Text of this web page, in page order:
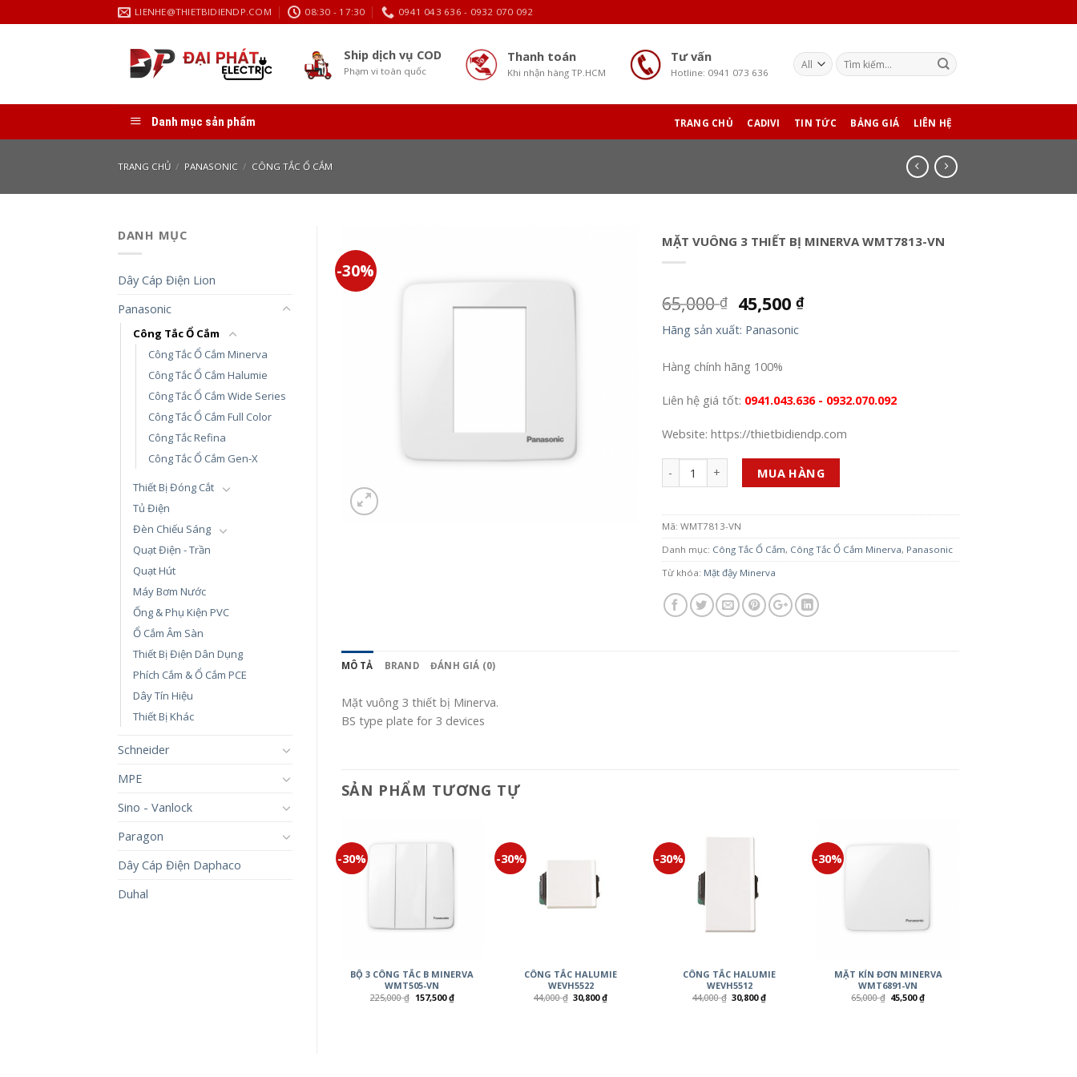
to
LIENHE@THIETBIDIENDP.COM 08:30 - 17:30 0941 043 636 - 0932 070 092
Ship dịch vụ COD
Phạm vi toàn quốc
Thanh toán
Khi nhận hàng TP.HCM
Tư vấn
Hotline: 0941 073 636
Danh mục sản phẩm TRANG CHỦ CADIVI TIN TỨC BẢNG GIÁ LIÊN HỆ
TRANG CHỦ / PANASONIC / CÔNG TẮC Ổ CẮM
DANH MỤC
Dây Cáp Điện Lion
Panasonic
Công Tắc Ổ Cắm
Công Tắc Ổ Cắm Minerva
Công Tắc Ổ Cắm Halumie
Công Tắc Ổ Cắm Wide Series
Công Tắc Ổ Cắm Full Color
Công Tắc Refina
Công Tắc Ổ Cắm Gen-X
Thiết Bị Đóng Cắt
Tủ Điện
Đèn Chiếu Sáng
Quạt Điện - Trần
Quạt Hút
Máy Bơm Nước
Ống & Phụ Kiện PVC
Ổ Cắm Âm Sàn
Thiết Bị Điện Dân Dụng
Phích Cắm & Ổ Cắm PCE
Dây Tín Hiệu
Thiết Bị Khác
Schneider
MPE
Sino - Vanlock
Paragon
Dây Cáp Điện Daphaco
Duhal
-30%
MẶT VUÔNG 3 THIẾT BỊ MINERVA WMT7813-VN
65,000₫ 45,500 ₫
Hãng sản xuất: Panasonic
Hàng chính hãng 100%
Liên hệ giá tốt: 0941.043.636 - 0932.070.092
Website: https://thietbidiendp.com
MUA HÀNG
Mã:WMT7813-VN
Danh mục: Công Tắc Ổ Cắm, Công Tắc Ổ Cắm Minerva, Panasonic
Từ khóa: Mặt đậy Minerva
MÔ TẢ BRAND ĐÁNH GIÁ (0)
Mặt vuông 3 thiết bị Minerva.
BS type plate for 3 devices
SẢN PHẨM TƯƠNG TỰ
-30%
BỘ 3 CÔNG TẮC B MINERVA
WMT505-VN
225,000₫ 157,500₫
-30%
CÔNG TẮC HALUMIE
WEVH5522
44,000₫ 30,800₫
-30%
CÔNG TẮC HALUMIE
WEVH5512
44,000₫ 30,800₫
-30%
MẶT KÍN ĐƠN MINERVA
WMT6891-VN
65,000₫ 45,500₫
-30%